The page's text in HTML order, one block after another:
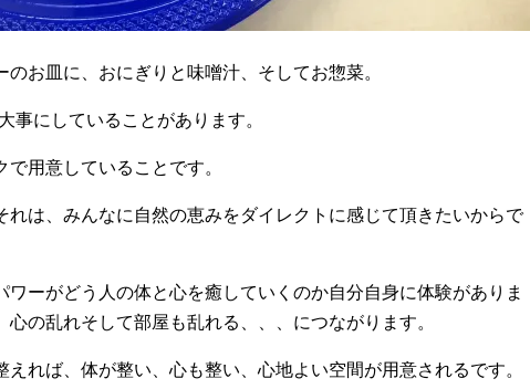
お皿に、おにぎりと味噌汁、そしてお惣菜。
事にしていることがあります。
用意していることです。
れは、みんなに自然の恵みをダイレクトに感じて頂きたいからで
ワーがどう人の体と心を癒していくのか自分自身に体験がありま
の乱れそして部屋も乱れる、、、につながります。
れば、体が整い、心も整い、心地よい空間が用意されるです。